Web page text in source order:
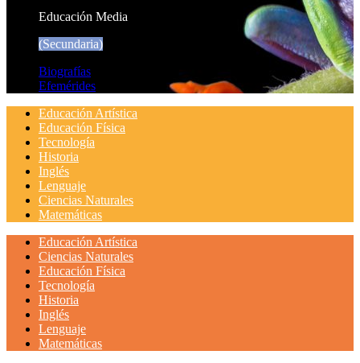
Educación Media
(Secundaria)
Biografías
Efemérides
Educación Artística
Educación Física
Tecnología
Historia
Inglés
Lenguaje
Ciencias Naturales
Matemáticas
Educación Artística
Ciencias Naturales
Educación Física
Tecnología
Historia
Inglés
Lenguaje
Matemáticas